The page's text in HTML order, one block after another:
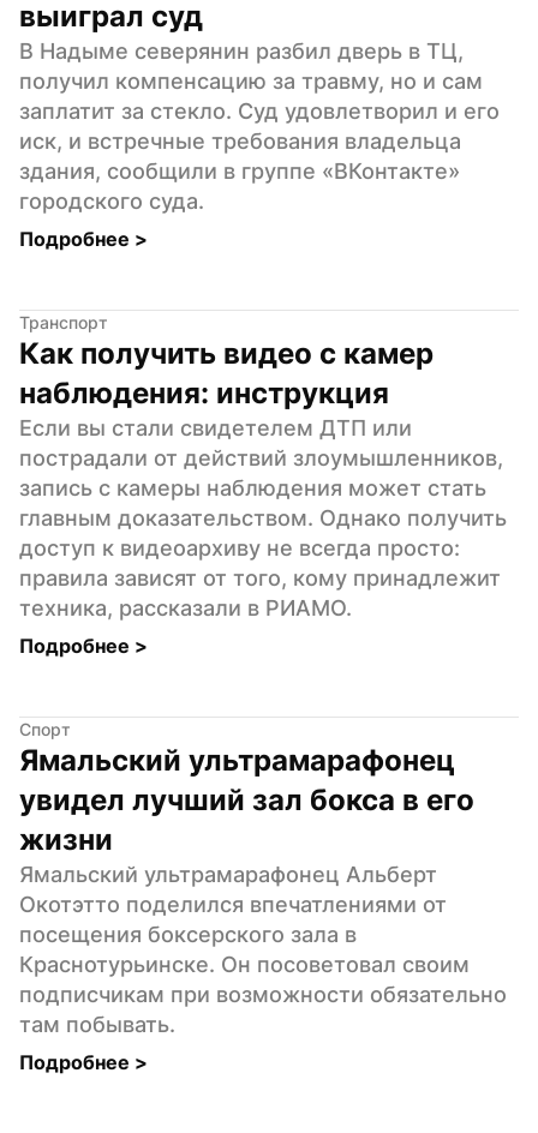
выиграл суд
В Надыме северянин разбил дверь в ТЦ,
получил компенсацию за травму, но и сам
заплатит за стекло. Суд удовлетворил и его
иск, и встречные требования владельца
здания, сообщили в группе «ВКонтакте»
городского суда.
Подробнее >
Транспорт
Как получить видео с камер
наблюдения: инструкция
Если вы стали свидетелем ДТП или
пострадали от действий злоумышленников,
запись с камеры наблюдения может стать
главным доказательством. Однако получить
доступ к видеоархиву не всегда просто:
правила зависят от того, кому принадлежит
техника, рассказали в РИАМО.
Подробнее >
Спорт
Ямальский ультрамарафонец
увидел лучший зал бокса в его
жизни
Ямальский ультрамарафонец Альберт
Окотэтто поделился впечатлениями от
посещения боксерского зала в
Краснотурьинске. Он посоветовал своим
подписчикам при возможности обязательно
там побывать.
Подробнее >